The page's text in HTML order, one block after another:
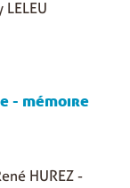
LELEU
- mémoire
HUREZ -